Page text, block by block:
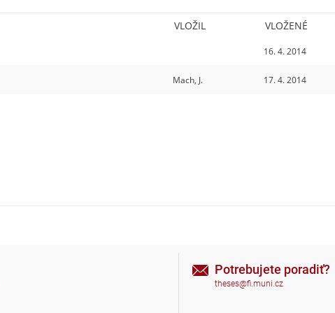
VLOŽIL VLOŽENÉ
16. 4. 2014
Mach, J. 17. 4. 2014
Potrebujete poradiť?
theses@fi.muni.cz